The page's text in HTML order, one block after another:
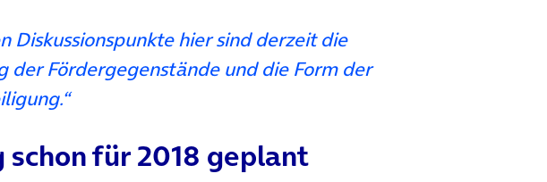
Diskussionspunkte hier sind derzeit die
der Fördergegenstände und die Form der
schon für 2018 geplant